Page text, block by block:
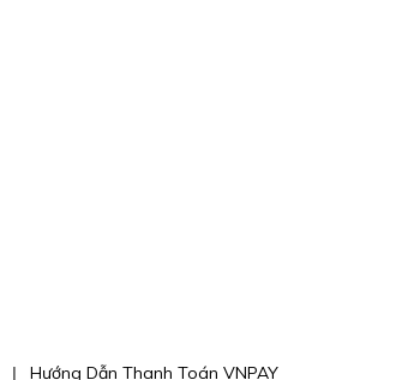
Hướng Dẫn Thanh Toán VNPAY